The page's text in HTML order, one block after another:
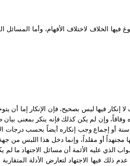
فيها الخلاف لاختلاف الأفهام، وأما
فيها ليس بصحيح، فإن الإنكار إما أن
وفاقاً، وإن لم يكن كذلك فإنه ينكر بمعنى
أو إجماع وجب إنكاره أيضاً بحسب درجات
مجتهداً أو مقلداً، وإنما دخل هذا اللبس من
الذي عليه الأئمة أن مسائل الاجتهاد ما لم
فيها الاجتهاد لتعارض الأدلة